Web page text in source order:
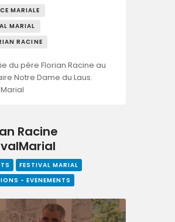
MARIALE
MARIAL
RACINE
du père Florian Racine au
Notre Dame du Laus.
Racine
FESTIVAL MARIAL
- EVENEMENTS